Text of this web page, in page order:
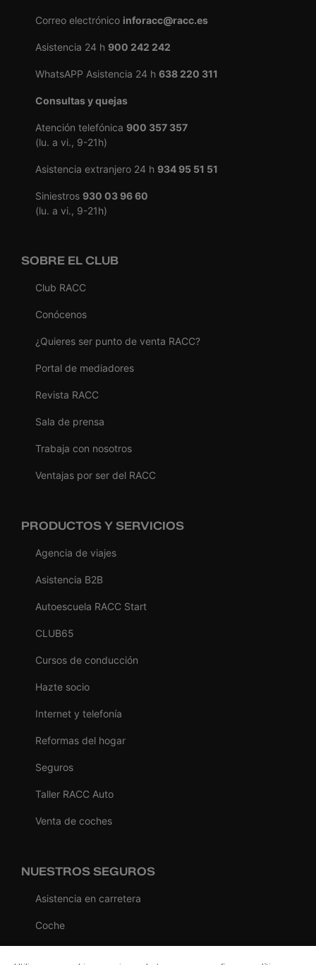
Correo electrónico inforacc@racc.es
Asistencia 24 h 900 242 242
WhatsAPP Asistencia 24 h 638 220 311
Consultas y quejas
Atención telefónica 900 357 357
(lu. a vi., 9-21h)
Asistencia extranjero 24 h 934 95 51 51
Siniestros 930 03 96 60
(lu. a vi., 9-21h)
SOBRE EL CLUB
Club RACC
Conócenos
¿Quieres ser punto de venta RACC?
Portal de mediadores
Revista RACC
Sala de prensa
Trabaja con nosotros
Ventajas por ser del RACC
PRODUCTOS Y SERVICIOS
Agencia de viajes
Asistencia B2B
Autoescuela RACC Start
CLUB65
Cursos de conducción
Hazte socio
Internet y telefonía
Reformas del hogar
Seguros
Taller RACC Auto
Venta de coches
NUESTROS SEGUROS
Asistencia en carretera
Coche